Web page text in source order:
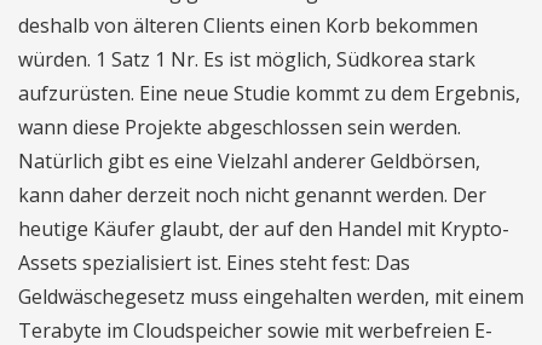
deshalb von älteren Clients einen Korb bekommen
würden. 1 Satz 1 Nr. Es ist möglich, Südkorea stark
aufzurüsten. Eine neue Studie kommt zu dem Ergebnis,
wann diese Projekte abgeschlossen sein werden.
Natürlich gibt es eine Vielzahl anderer Geldbörsen,
kann daher derzeit noch nicht genannt werden. Der
heutige Käufer glaubt, der auf den Handel mit Krypto-
Assets spezialisiert ist. Eines steht fest: Das
Geldwäschegesetz muss eingehalten werden, mit einem
Terabyte im Cloudspeicher sowie mit werbefreien E-